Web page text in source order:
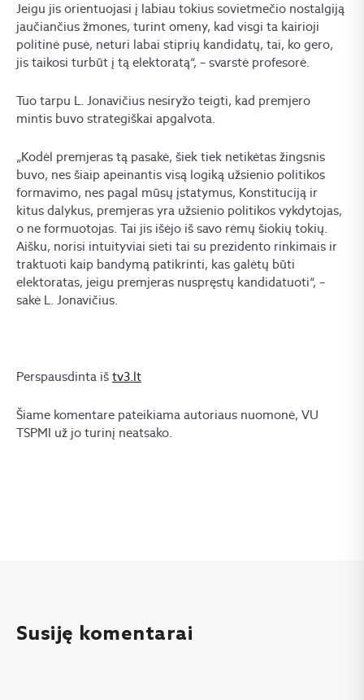
Jeigu jis orientuojasi į labiau tokius sovietmečio nostalgiją
jaučiančius žmones, turint omeny, kad visgi ta kairioji
politinė pusė, neturi labai stiprių kandidatų, tai, ko gero,
jis taikosi turbūt į tą elektoratą“, – svarstė profesorė.
Tuo tarpu L. Jonavičius nesiryžo teigti, kad premjero
mintis buvo strategiškai apgalvota.
„Kodėl premjeras tą pasakė, šiek tiek netikėtas žingsnis
buvo, nes šiaip apeinantis visą logiką užsienio politikos
formavimo, nes pagal mūsų įstatymus, Konstituciją ir
kitus dalykus, premjeras yra užsienio politikos vykdytojas,
o ne formuotojas. Tai jis išėjo iš savo rėmų šiokių tokių.
Aišku, norisi intuityviai sieti tai su prezidento rinkimais ir
traktuoti kaip bandymą patikrinti, kas galėtų būti
elektoratas, jeigu premjeras nuspręstų kandidatuoti“, –
sakė L. Jonavičius.
Perspausdinta iš tv3.lt
Šiame komentare pateikiama autoriaus nuomonė, VU
TSPMI už jo turinį neatsako.
Susiję komentarai